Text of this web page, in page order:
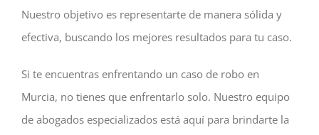
Nuestro objetivo es representarte de manera sólida y
efectiva, buscando los mejores resultados para tu caso.
Si te encuentras enfrentando un caso de robo en
Murcia, no tienes que enfrentarlo solo. Nuestro equipo
de abogados especializados está aquí para brindarte la